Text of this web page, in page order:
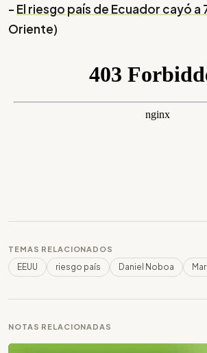
- El riesgo país de Ecuador cayó a
Oriente)
TEMAS RELACIONADOS
EEUU riesgo país Daniel Noboa
NOTAS RELACIONADAS